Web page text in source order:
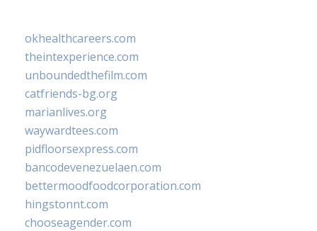
okhealthcareers.com
theintexperience.com
unboundedthefilm.com
catfriends-bg.org
marianlives.org
waywardtees.com
pidfloorsexpress.com
bancodevenezuelaen.com
bettermoodfoodcorporation.com
hingstonnt.com
chooseagender.com